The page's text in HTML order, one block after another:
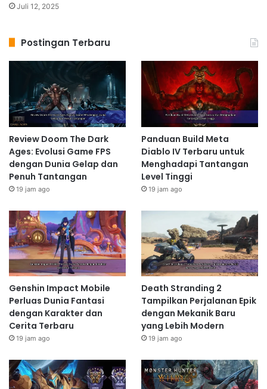
Juli 12, 2025
Postingan Terbaru
Review Doom The Dark
Ages: Evolusi Game FPS
dengan Dunia Gelap dan
Penuh Tantangan
19 jam ago
Panduan Build Meta
Diablo IV Terbaru untuk
Menghadapi Tantangan
Level Tinggi
19 jam ago
Genshin Impact Mobile
Perluas Dunia Fantasi
dengan Karakter dan
Cerita Terbaru
19 jam ago
Death Stranding 2
Tampilkan Perjalanan Epik
dengan Mekanik Baru
yang Lebih Modern
19 jam ago